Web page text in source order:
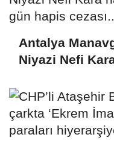
Antalya
Niyazi Nefi